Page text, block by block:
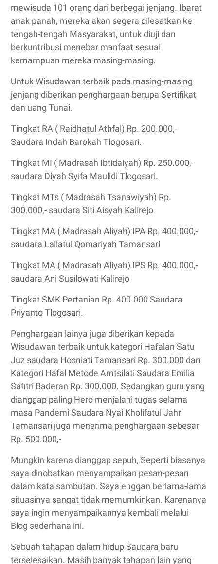
mewisuda 101 orang dari berbegai jenjang. Ibarat
anak panah, mereka akan segera dilesatkan ke
tengah-tengah Masyarakat, untuk diuji dan
berkuntribusi menebar manfaat sesuai
kemampuan mereka masing-masing.
Untuk Wisudawan terbaik pada masing-masing
jenjang diberikan penghargaan berupa Sertifikat
dan uang Tunai.
Tingkat RA ( Raidhatul Athfal) Rp. 200.000,-
Saudara Indah Barokah Tlogosari.
Tingkat MI ( Madrasah Ibtidaiyah) Rp. 250.000,-
saudara Diyah Syifa Maulidi Tlogosari.
Tingkat MTs ( Madrasah Tsanawiyah) Rp.
300.000,- saudara Siti Aisyah Kalirejo
Tingkat MA ( Madrasah Aliyah) IPA Rp. 400.000,-
saudara Lailatul Qomariyah Tamansari
Tingkat MA ( Madrasah Aliyah) IPS Rp. 400.000,-
saudara Ani Susilowati Kalirejo
Tingkat SMK Pertanian Rp. 400.000 Saudara
Priyanto Tlogosari.
Penghargaan lainya juga diberikan kepada
Wisudawan terbaik untuk kategori Hafalan Satu
Juz saudara Hosniati Tamansari Rp. 300.000 dan
Kategori Hafal Metode Amtsilati Saudara Emilia
Safitri Baderan Rp. 300.000. Sedangkan guru yang
dianggap paling Hero menjalani tugas selama
masa Pandemi Saudara Nyai Kholifatul Jahri
Tamansari juga menerima penghargaan sebesar
Rp. 500.000,-
Mungkin karena dianggap sepuh, Seperti biasanya
saya dinobatkan menyampaikan pesan-pesan
dalam kata sambutan. Saya enggan berlama-lama
situasinya sangat tidak memumkinkan. Karenanya
saya ingin menyampaikannya kembali melalui
Blog sederhana ini.
Sebuah tahapan dalam hidup Saudara baru
terselesaikan. Masih banyak tahapan lain yang